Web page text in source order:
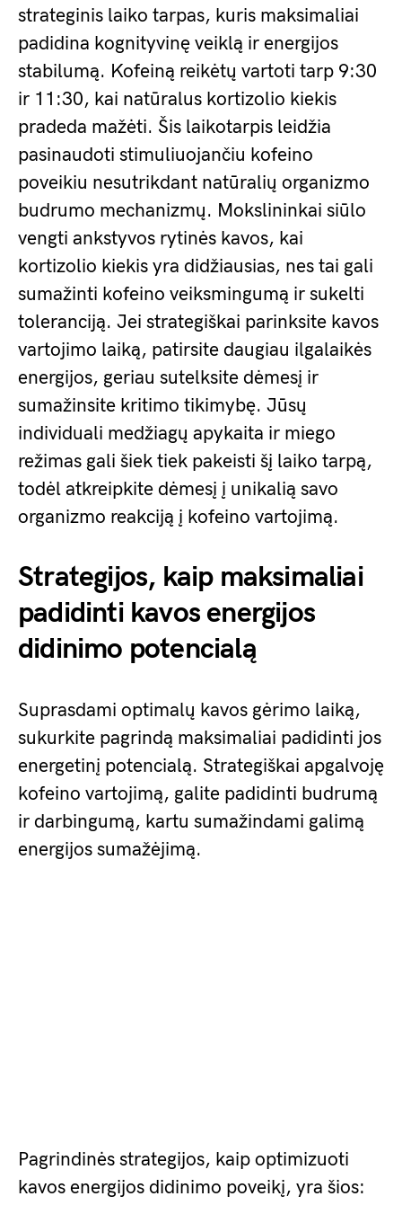
strateginis laiko tarpas, kuris maksimaliai
padidina kognityvinę veiklą ir energijos
stabilumą. Kofeiną reikėtų vartoti tarp 9:30
ir 11:30, kai natūralus kortizolio kiekis
pradeda mažėti. Šis laikotarpis leidžia
pasinaudoti stimuliuojančiu kofeino
poveikiu nesutrikdant natūralių organizmo
budrumo mechanizmų. Mokslininkai siūlo
vengti ankstyvos rytinės kavos, kai
kortizolio kiekis yra didžiausias, nes tai gali
sumažinti kofeino veiksmingumą ir sukelti
toleranciją. Jei strategiškai parinksite kavos
vartojimo laiką, patirsite daugiau ilgalaikės
energijos, geriau sutelksite dėmesį ir
sumažinsite kritimo tikimybę. Jūsų
individuali medžiagų apykaita ir miego
režimas gali šiek tiek pakeisti šį laiko tarpą,
todėl atkreipkite dėmesį į unikalią savo
organizmo reakciją į kofeino vartojimą.
Strategijos, kaip maksimaliai
padidinti kavos energijos
didinimo potencialą
Suprasdami optimalų kavos gėrimo laiką,
sukurkite pagrindą maksimaliai padidinti jos
energetinį potencialą. Strategiškai apgalvoję
kofeino vartojimą, galite padidinti budrumą
ir darbingumą, kartu sumažindami galimą
energijos sumažėjimą.
Pagrindinės strategijos, kaip optimizuoti
kavos energijos didinimo poveikį, yra šios: